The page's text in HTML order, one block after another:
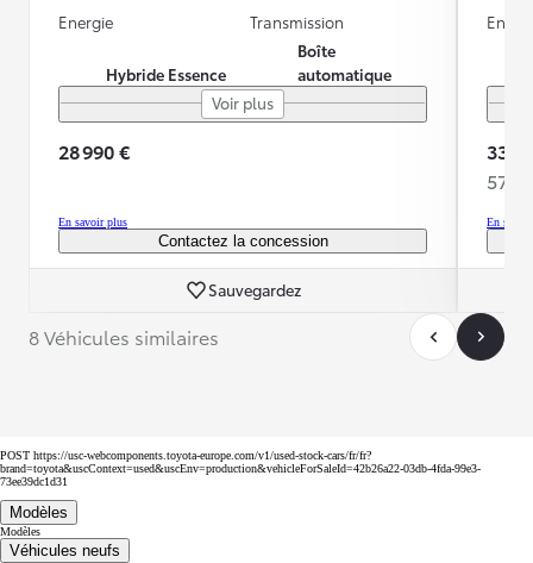
Energie
Hybride Essence
Transmission
Boîte
automatique
Voir plus
28 990 €
En savoir plus
Contactez la concession
Sauvegardez
33
572
En
8 Véhicules similaires
POST https://usc-webcomponents.toyota-europe.com/v1/used-stock-cars/fr/fr?
brand=toyota&uscContext=used&uscEnv=production&vehicleForSaleId=42b26a22-03db-4fda-99e3-
73ee39dc1d31
Modèles
Modèles
Véhicules neufs